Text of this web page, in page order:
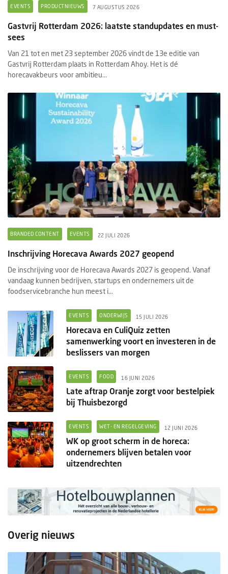
EVENTS PRODUCTNIEUWS 7 AUGUSTUS 2026
Gastvrij Rotterdam 2026: laatste standupdates en must-
sees
Van 21 tot en met 23 september 2026 vindt de 13e editie van
Gastvrij Rotterdam plaats in Rotterdam Ahoy. Het is dé
horecavakbeurs voor ambitieu...
BRANDED CONTENT EVENTS 22 JULI 2026
Inschrijving Horecava Awards 2027 geopend
De inschrijving voor de Horecava Awards 2027 is geopend. Vanaf
vandaag kunnen bedrijven, startups en ondernemers uit de
foodservicebranche hun meest i...
EVENTS ONDERWIJS 15 JULI 2026
Horecava en CuliQuiz zetten
samenwerking voort en investeren in de
beslissers van morgen
EVENTS FOOD 16 JUNI 2026
Late aftrap Oranje zorgt voor bestelpiek
bij Thuisbezorgd
EVENTS WET- EN REGELGEVING 12 JUNI 2026
WK op groot scherm in de horeca:
ondernemers blijven betalen voor
uitzendrechten
Overig nieuws